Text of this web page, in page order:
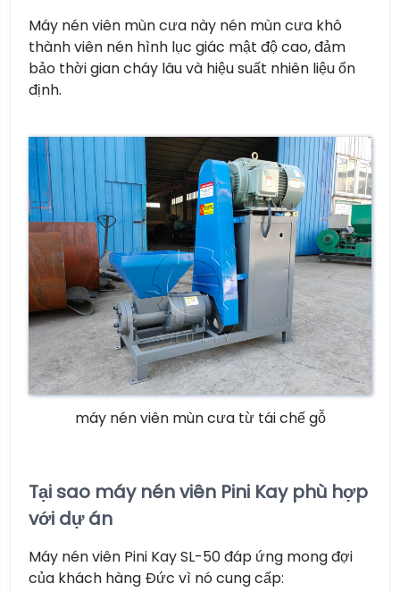
Máy nén viên mùn cưa này nén mùn cưa khô
thành viên nén hình lục giác mật độ cao, đảm
bảo thời gian cháy lâu và hiệu suất nhiên liệu ổn
định.
máy nén viên mùn cưa từ tái chế gỗ
Tại sao máy nén viên Pini Kay phù hợp
với dự án
Máy nén viên Pini Kay SL-50 đáp ứng mong đợi
của khách hàng Đức vì nó cung cấp: